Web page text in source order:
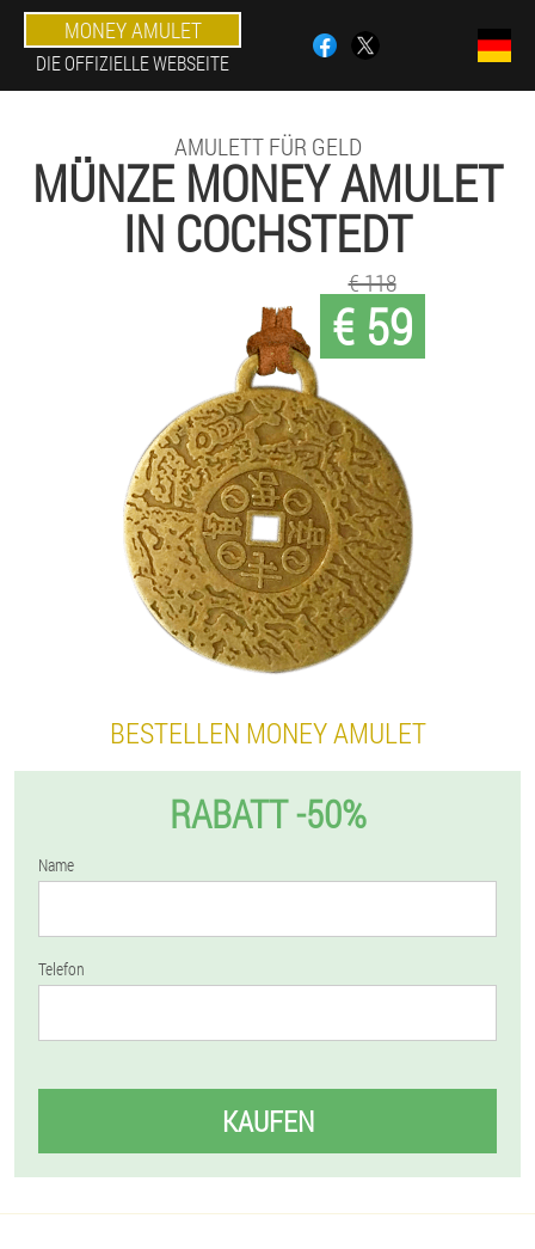
MONEY AMULET
DIE OFFIZIELLE WEBSEITE
AMULETT FÜR GELD
MÜNZE MONEY AMULET
IN COCHSTEDT
€ 59
€ 118
BESTELLEN MONEY AMULET
RABATT -50%
Name
Telefon
KAUFEN